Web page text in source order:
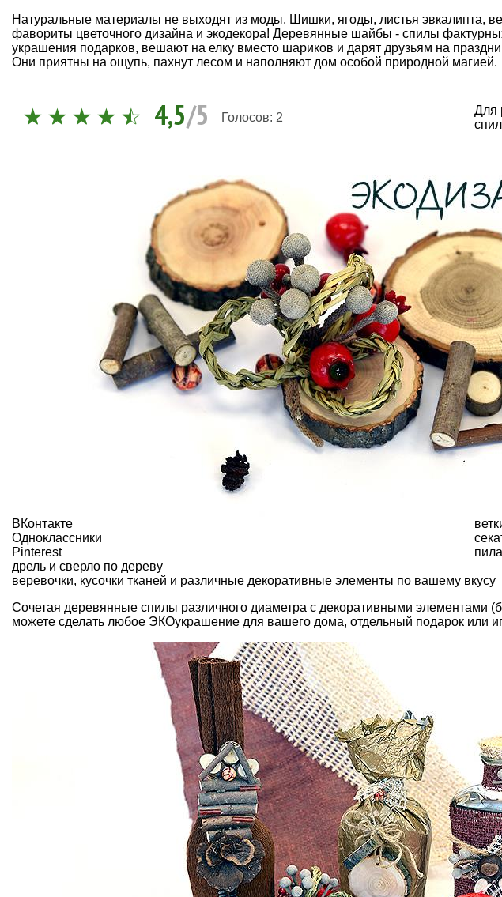
Натуральные материалы не выходят из моды. Шишки, ягоды, листья эвкалипта,
фавориты цветочного дизайна и экодекора! Деревянные шайбы - спилы
украшения подарков, вешают на елку вместо шариков и дарят друзьям на
Они приятны на ощупь, пахнут лесом и наполняют дом особой природной магией.
4,5/5 Голосов: 2
ВКонтакте
Одноклассники
Pinterest
Для
дрель и сверло по дереву
веревочки, кусочки тканей и различные декоративные элементы по вашему вкусу
Сочетая деревянные спилы различного диаметра с декоративными элементами
можете сделать любое ЭКОукрашение для вашего дома, отдельный подарок или